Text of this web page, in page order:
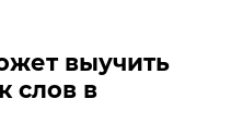
выучить
слов в